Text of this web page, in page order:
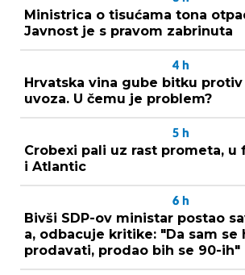
Ministrica o tisućama tona
Javnost je s pravom zabrinuta
4 h
Hrvatska vina gube bitku
uvoza. U čemu je problem?
5 h
Crobexi pali uz rast prometa, u
i Atlantic
6 h
Bivši SDP-ov ministar postao
a, odbacuje kritike: "Da sam se
prodavati, prodao bih se 90-ih"